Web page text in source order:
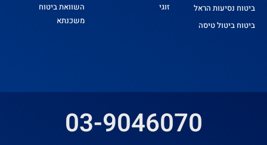
השוואת ביטוח
משכנתא
זוגי
ביטוח נסיעות הראל
ביטוח ביטול טיסה
03-9046070